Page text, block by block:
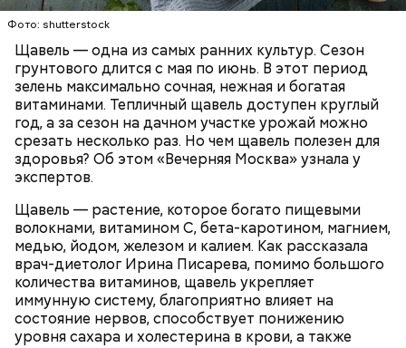
Фото: shutterstock
Щавель — одна из самых ранних культур. Сезон
грунтового длится с мая по июнь. В этот период
зелень максимально сочная, нежная и богатая
витаминами. Тепличный щавель доступен круглый
год, а за сезон на дачном участке урожай можно
срезать несколько раз. Но чем щавель полезен для
здоровья? Об этом «Вечерняя Москва» узнала у
экспертов.
Щавель — растение, которое богато пищевыми
волокнами, витамином С, бета-каротином, магнием,
медью, йодом, железом и калием. Как рассказала
врач-диетолог Ирина Писарева, помимо большого
количества витаминов, щавель укрепляет
иммунную систему, благоприятно влияет на
состояние нервов, способствует понижению
уровня сахара и холестерина в крови, а также
которая может способствовать образованию
ЗДОРОВЬЕ ВРАЧИ
РАСТЕНИЯ
ПРОДУКТЫ